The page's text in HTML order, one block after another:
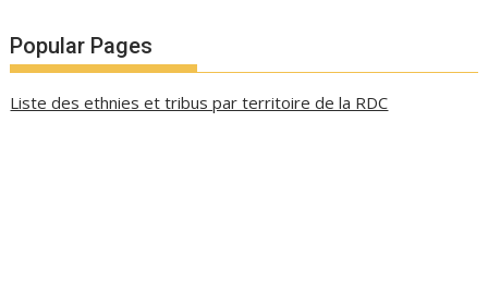
Popular Pages
Liste des ethnies et tribus par territoire de la RDC